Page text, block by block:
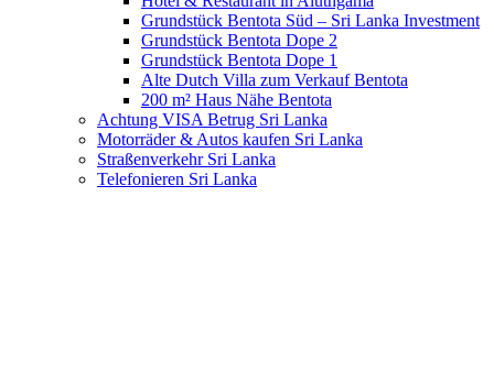
Grundstück Bentota Süd – Sri Lanka Investment
Grundstück Bentota Dope 2
Grundstück Bentota Dope 1
Alte Dutch Villa zum Verkauf Bentota
200 m² Haus Nähe Bentota
Achtung VISA Betrug Sri Lanka
Motorräder & Autos kaufen Sri Lanka
Straßenverkehr Sri Lanka
Telefonieren Sri Lanka